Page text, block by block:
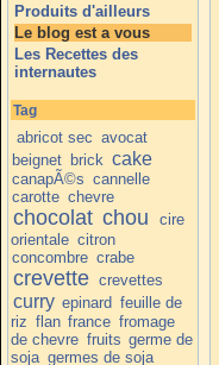
Produits d'ailleurs
Le blog est a vous
Les Recettes des
internautes
Tag
abricot sec avocat
beignet brick cake
canapÃ©s cannelle
carotte chevre
chocolat chou
cire
orientale citron
concombre crabe
crevette crevettes
curry epinard feuille de
riz flan france fromage
de chevre fruits germe de
soja germes de soja